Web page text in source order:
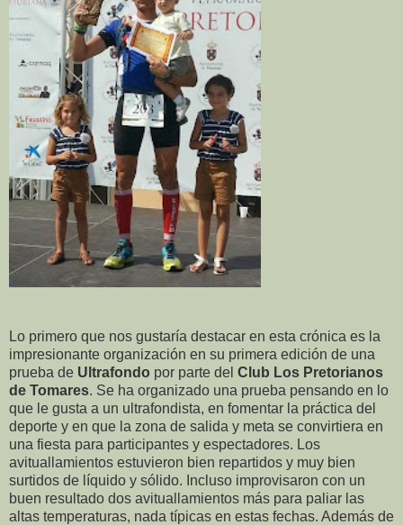
Lo primero que nos gustaría destacar en esta crónica es la
impresionante organización en su primera edición de una
prueba de Ultrafondo por parte del Club Los Pretorianos
de Tomares. Se ha organizado una prueba pensando en lo
que le gusta a un ultrafondista, en fomentar la práctica del
deporte y en que la zona de salida y meta se convirtiera en
una fiesta para participantes y espectadores. Los
avituallamientos estuvieron bien repartidos y muy bien
surtidos de líquido y sólido. Incluso improvisaron con un
buen resultado dos avituallamientos más para paliar las
altas temperaturas, nada típicas en estas fechas. Además de